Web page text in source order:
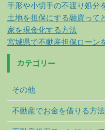
手形や小切手の不渡り処分
土地を担保にする融資って
家を現金化する方法
宮城県で不動産担保ローン
カテゴリー
その他
不動産でお金を借りる方法